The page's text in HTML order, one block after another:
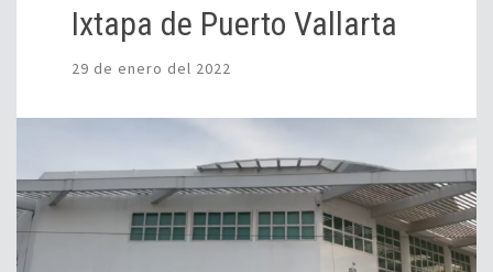
Ixtapa de Puerto Vallarta
29 de enero del 2022